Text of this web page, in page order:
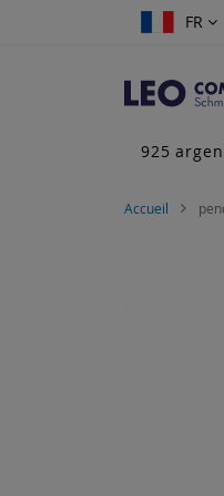
FR
FR
925
Accueil